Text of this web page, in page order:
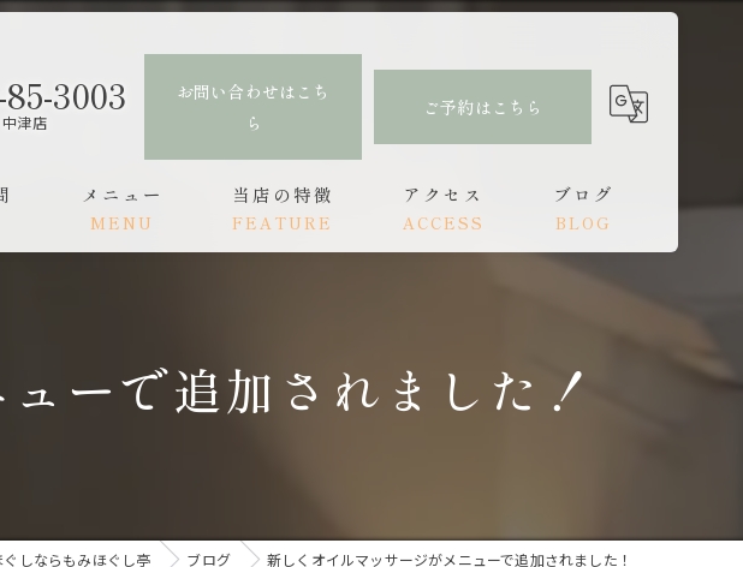
3003
中津店
お問い合わせはこち
ら
ご予約はこちら
メニュー
MENU
当店の特徴
FEATURE
頭痛
アクセス
ACCESS
ブログ
BLOG
ーで追加されました！
しならもみほぐし亭 ブログ 新しくオイルマッサージがメニューで追加されました！